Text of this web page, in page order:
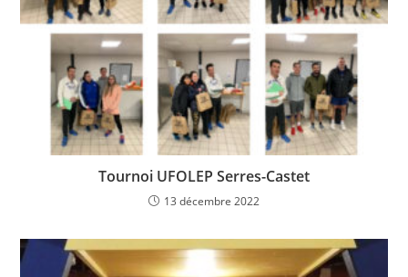
Tournoi UFOLEP Serres-Castet
13 décembre 2022